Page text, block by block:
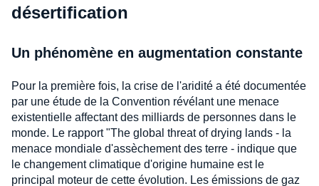
désertification
Un phénomène en augmentation constante
Pour la première fois, la crise de l'aridité a été documentée
par une étude de la Convention révélant une menace
existentielle affectant des milliards de personnes dans le
monde. Le rapport "The global threat of drying lands - la
menace mondiale d'assèchement des terre - indique que
le changement climatique d'origine humaine est le
principal moteur de cette évolution. Les émissions de gaz